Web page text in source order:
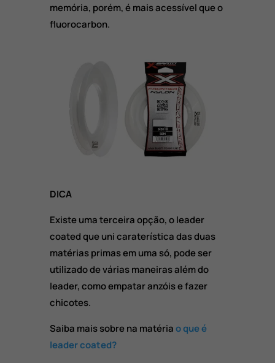
memória, porém, é mais acessível que o
fluorocarbon.
DICA
Existe uma terceira opção, o leader
coated que uni caraterística das duas
matérias primas em uma só, pode ser
utilizado de várias maneiras além do
leader, como empatar anzóis e fazer
chicotes.
Saiba mais sobre na matériao que é
leader coated?